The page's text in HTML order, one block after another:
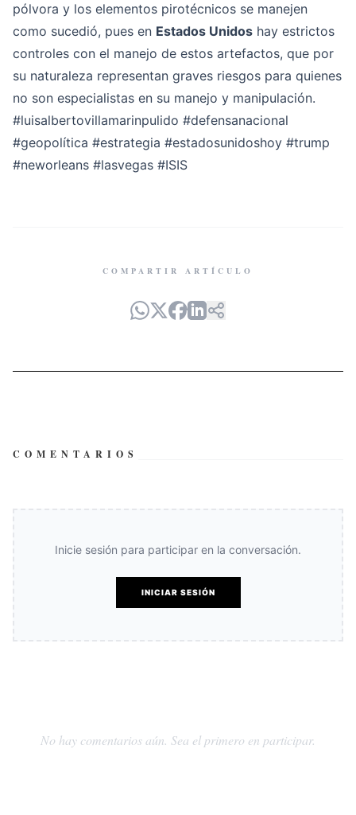
pólvora y los elementos pirotécnicos se manejen
como sucedió, pues en Estados Unidos hay estrictos
controles con el manejo de estos artefactos, que por
su naturaleza representan graves riesgos para quienes
no son especialistas en su manejo y manipulación.
#luisalbertovillamarinpulido #defensanacional
#geopolítica #estrategia #estadosunidoshoy #trump
#neworleans #lasvegas #ISIS
COMPARTIR ARTÍCULO
COMENTARIOS
Inicie sesión para participar en la conversación.
INICIAR SESIÓN
No hay comentarios aún. Sea el primero en participar.